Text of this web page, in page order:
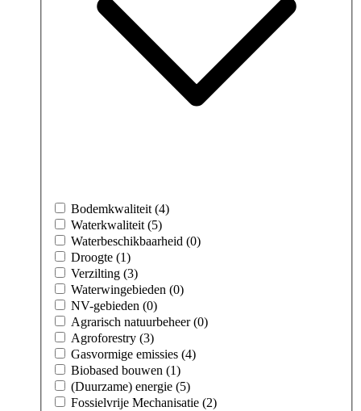
Bodemkwaliteit (4)
Waterkwaliteit (5)
Waterbeschikbaarheid (0)
Droogte (1)
Verzilting (3)
Waterwingebieden (0)
NV-gebieden (0)
Agrarisch natuurbeheer (0)
Agroforestry (3)
Gasvormige emissies (4)
Biobased bouwen (1)
(Duurzame) energie (5)
Fossielvrije Mechanisatie (2)